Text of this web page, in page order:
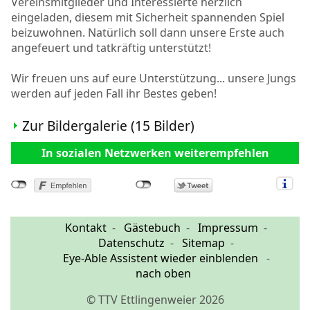
eingeladen, diesem mit Sicherheit spannenden Spiel
beizuwohnen. Natürlich soll dann unsere Erste auch
angefeuert und tatkräftig unterstützt!
Wir freuen uns auf eure Unterstützung... unsere Jungs
werden auf jeden Fall ihr Bestes geben!
Zur Bildergalerie (15 Bilder)
In sozialen Netzwerken weiterempfehlen
Kontakt Gästebuch
Impressum
Datenschutz
Sitemap
Eye-Able Assistent wieder einblenden
nach oben
© TTV Ettlingenweier 2026